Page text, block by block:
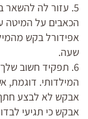
5. עזור לה להשאר
הכאבים על המיטה
אפידורל בקש
שעה.
6. תפקיד חשוב
המילדותי. דוגמת,
אבקש לא לבצע חתך
אבקש כי תגיעי